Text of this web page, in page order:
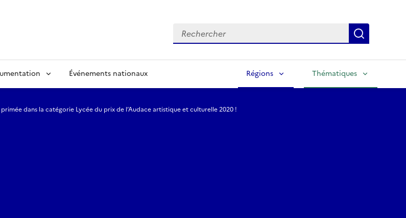
Rechercher
Événements nationaux Régions Thématiques
dans la catégorie Lycée du prix de l’Audace artistique et culturelle 2020 !